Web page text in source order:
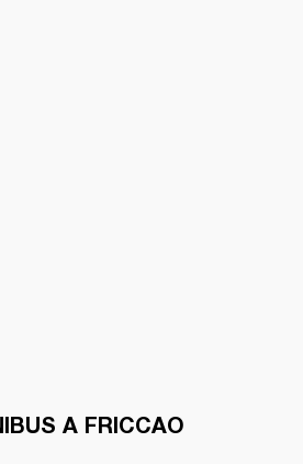
A FRICCAO